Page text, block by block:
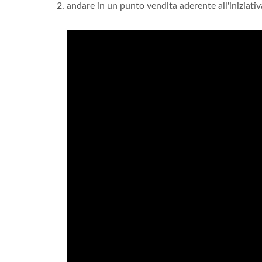
andare in un punto vendita aderente